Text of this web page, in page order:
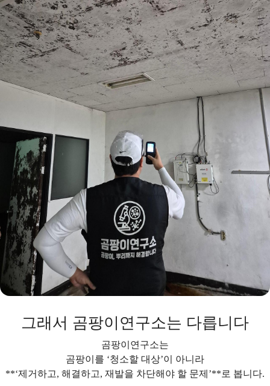
그래서 곰팡이연구소는 다릅니다
곰팡이연구소는
곰팡이를 ‘청소할 대상’이 아니라
**‘제거하고, 해결하고, 재발을 차단해야 할 문제’**로 봅니다.